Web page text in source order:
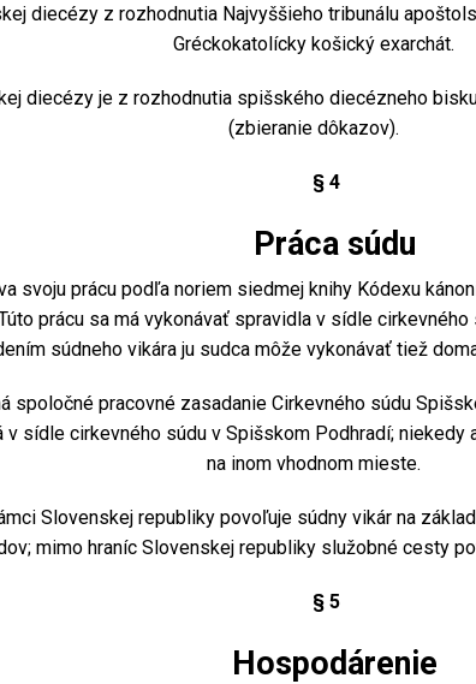
diecézy z rozhodnutia Najvyššieho tribunálu
Gréckokatolícky košický exarchát.
diecézy je z rozhodnutia spišského diecézneho
(zbieranie dôkazov).
§ 4
Práca súdu
svoju prácu podľa noriem siedmej knihy Kódexu
prácu sa má vykonávať spravidla v sídle
súdneho vikára ju sudca môže vykonávať tiež
pracovné zasadanie Cirkevného súdu
v sídle cirkevného súdu v Spišskom Podhradí;
na inom vhodnom mieste.
Slovenskej republiky povoľuje súdny vikár na
mimo hraníc Slovenskej republiky služobné cesty
§ 5
Hospodárenie